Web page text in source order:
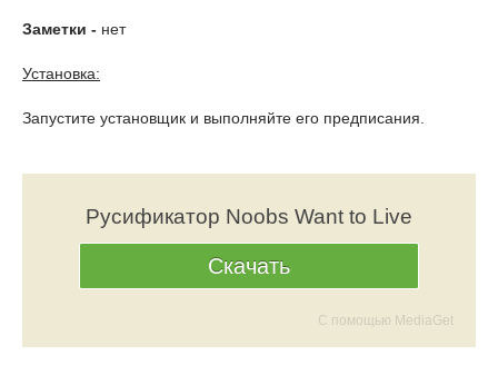
Заметки - нет
Установка:
Запустите установщик и выполняйте его предписания.
Русификатор Noobs Want to Live
Скачать
С помощью MediaGet